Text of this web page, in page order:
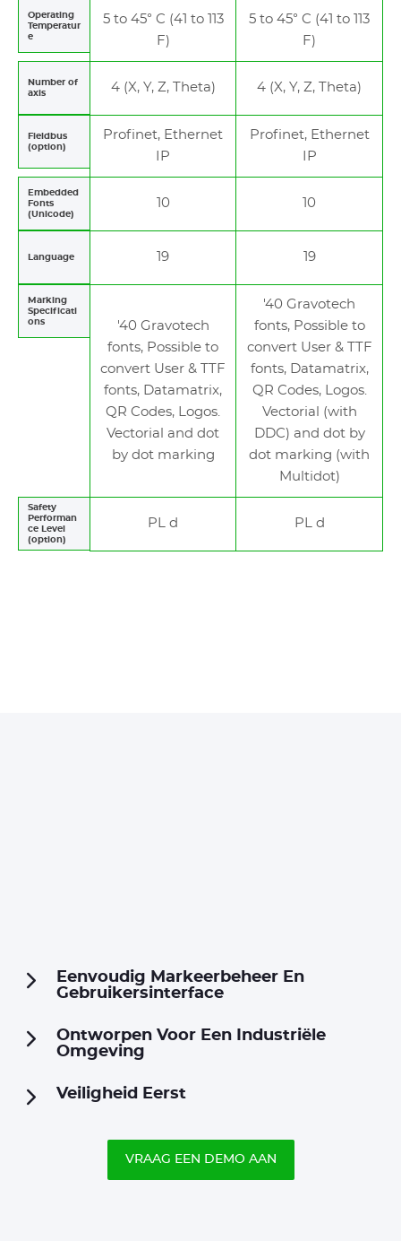
Operating
Temperatur
e
5 to 45° C (41 to 113
F)
5 to 45° C (41 to 113
F)
Number of
axis
4 (X, Y, Z, Theta) 4 (X, Y, Z, Theta)
Fieldbus
(option)
Profinet, Ethernet
IP
Profinet, Ethernet
IP
Embedded
Fonts
(Unicode)
10 10
Language 19 19
Marking
Specificati
ons
'40 Gravotech
fonts, Possible to
convert User & TTF
fonts, Datamatrix,
QR Codes, Logos.
Vectorial and dot
by dot marking
'40 Gravotech
fonts, Possible to
convert User & TTF
fonts, Datamatrix,
QR Codes, Logos.
Vectorial (with
DDC) and dot by
dot marking (with
Multidot)
Safety
Performan
ce Level
(option)
PL d PL d
Eenvoudig Markeerbeheer En
Gebruikersinterface
Ontworpen Voor Een Industriële
Omgeving
Veiligheid Eerst
VRAAG EEN DEMO AAN